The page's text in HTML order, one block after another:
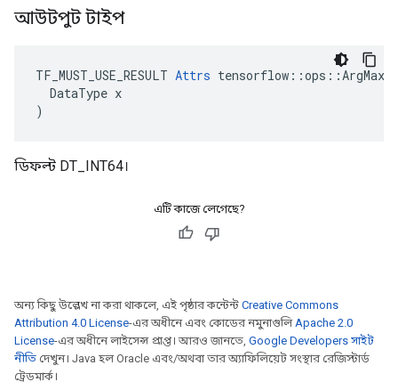
আউটপুট টাইপ
TF_MUST_USE_RESULT Attrs
  DataType x
)
ডিফল্ট DT_INT64।
এটি কাজে লেগেছে?
অন্য কিছু উল্লেখ না করা থাকলে, এই পৃষ্ঠার কন্টেন্ট Creative Commons
Attribution 4.0 License-এর অধীনে এবং কোডের নমুনাগুলিApache 2.0
License-এর অধীনে লাইসেন্স প্রাপ্ত। আরও জানতে, Google Developers সাইট
নীতি দেখুন। Java হল Oracle এবং/অথবা তার অ্যাফিলিয়েট সংস্থার রেজিস্টার্ড
ট্রেডমার্ক।